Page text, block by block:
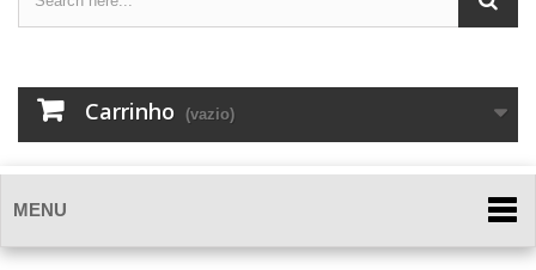
Carrinho (vazio)
MENU